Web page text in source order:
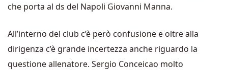
che porta al ds del Napoli Giovanni Manna.
All’interno del club c’è però confusione e oltre alla
dirigenza c’è grande incertezza anche riguardo la
questione allenatore. Sergio Conceicao molto